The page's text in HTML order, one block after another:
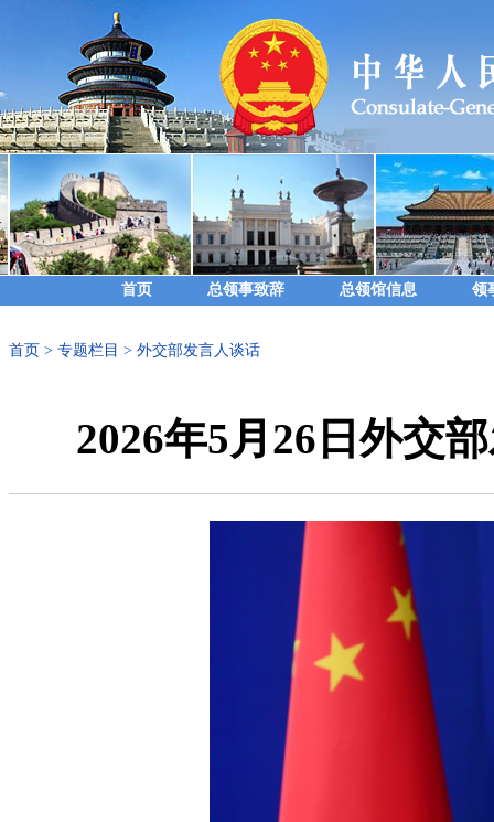
首页 总领事致辞 总领馆信息 领
首页 > 专题栏目 > 外交部发言人谈话
2026年5月26日外交